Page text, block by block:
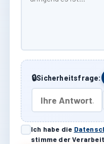
🔒Sicherheitsfrage:
Ich habe die
stimme der